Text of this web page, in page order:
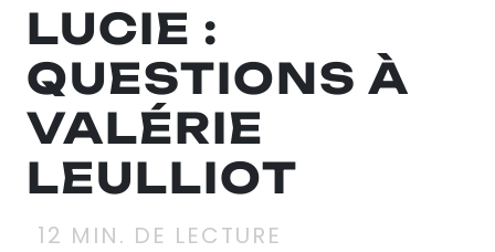
LUCIE :
QUESTIONS À
VALÉRIE
LEULLIOT
12 MIN. DE LECTURE